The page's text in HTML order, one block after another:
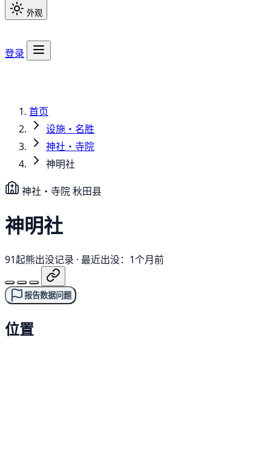
外观
登录
首页
设施・名胜
神社・寺院
神明社
神社・寺院秋田县
神明社
91起熊出没记录 · 最近出没：1个月前
报告数据问题
位置